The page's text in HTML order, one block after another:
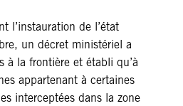
l’instauration de l’état
un décret ministériel a
à la frontière et établi qu’à
appartenant à certaines
interceptées dans la zone